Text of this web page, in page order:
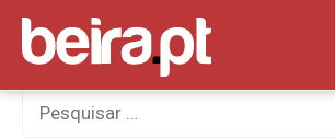
Skip
content
Procurar
por: